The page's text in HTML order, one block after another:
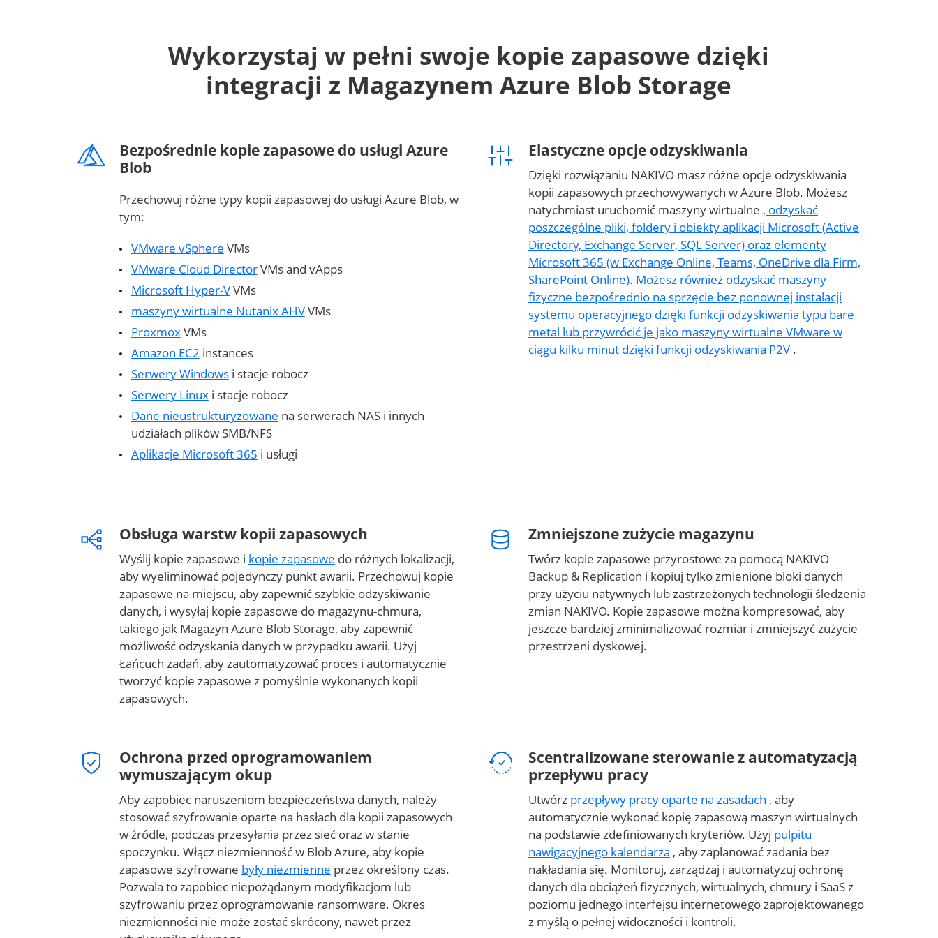
Wykorzystaj w pełni swoje kopie zapasowe dzięki
integracji z Magazynem Azure Blob Storage
Bezpośrednie kopie zapasowe do usługi Azure
Blob
Przechowuj różne typy kopii zapasowej do usługi Azure Blob, w
tym:
VMware vSphere VMs
VMware Cloud DirectorVMs and vApps
Microsoft Hyper-VVMs
maszyny wirtualne Nutanix AHVVMs
ProxmoxVMs
Amazon EC2 instances
Serwery Windowsi stacje robocz
Serwery Linuxi stacje robocz
Dane nieustrukturyzowane na serwerach NAS i innych
udziałach plików SMB/NFS
Aplikacje Microsoft 365 i usługi
Elastyczne opcje odzyskiwania
Dzięki rozwiązaniu NAKIVO masz różne opcje odzyskiwania
kopii zapasowych przechowywanych w Azure Blob. Możesz
natychmiast uruchomić maszyny wirtualne , odzyskać
poszczególne pliki, foldery i obiekty aplikacji Microsoft (Active
Directory, Exchange Server, SQL Server) oraz elementy
Microsoft 365 (w Exchange Online, Teams, OneDrive dla Firm,
SharePoint Online). Możesz również odzyskać maszyny
fizyczne bezpośrednio na sprzęcie bez ponownej instalacji
systemu operacyjnego dzięki funkcji odzyskiwania typu bare
metal lub przywrócić je jako maszyny wirtualne VMware w
ciągu kilku minut dzięki funkcji odzyskiwania P2V .
Obsługa warstw kopii zapasowych
Wyślij kopie zapasowe i kopie zapasowe do różnych lokalizacji,
aby wyeliminować pojedynczy punkt awarii. Przechowuj kopie
zapasowe na miejscu, aby zapewnić szybkie odzyskiwanie
danych, i wysyłaj kopie zapasowe do magazynu-chmura,
takiego jak Magazyn Azure Blob Storage, aby zapewnić
możliwość odzyskania danych w przypadku awarii. Użyj
Łańcuch zadań, aby zautomatyzować proces i automatycznie
tworzyć kopie zapasowe z pomyślnie wykonanych kopii
zapasowych.
Zmniejszone zużycie magazynu
Twórz kopie zapasowe przyrostowe za pomocą NAKIVO
Backup & Replication i kopiuj tylko zmienione bloki danych
przy użyciu natywnych lub zastrzeżonych technologii śledzenia
zmian NAKIVO. Kopie zapasowe można kompresować, aby
jeszcze bardziej zminimalizować rozmiar i zmniejszyć zużycie
przestrzeni dyskowej.
Ochrona przed oprogramowaniem
wymuszającym okup
Aby zapobiec naruszeniom bezpieczeństwa danych, należy
stosować szyfrowanie oparte na hasłach dla kopii zapasowych
w źródle, podczas przesyłania przez sieć oraz w stanie
spoczynku. Włącz niezmienność w Blob Azure, aby kopie
zapasowe szyfrowane były niezmienne przez określony czas.
Pozwala to zapobiec niepożądanym modyfikacjom lub
szyfrowaniu przez oprogramowanie ransomware. Okres
niezmienności nie może zostać skrócony, nawet przez
Scentralizowane sterowanie z automatyzacją
przepływu pracy
Utwórz przepływy pracy oparte na zasadach , aby
automatycznie wykonać kopię zapasową maszyn wirtualnych
na podstawie zdefiniowanych kryteriów. Użyj pulpitu
nawigacyjnego kalendarza , aby zaplanować zadania bez
nakładania się. Monitoruj, zarządzaj i automatyzuj ochronę
danych dla obciążeń fizycznych, wirtualnych, chmury i SaaS z
poziomu jednego interfejsu internetowego zaprojektowanego
z myślą o pełnej widoczności i kontroli.